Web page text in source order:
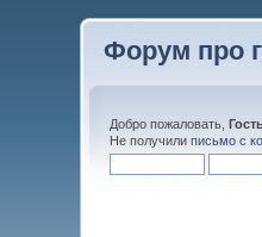
Форум про
Добро пожаловать,
Не получилиписьмо с